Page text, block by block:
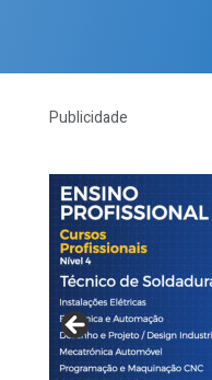
Publicidade